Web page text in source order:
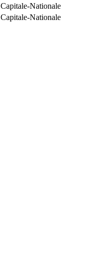
Capitale-Nationale
Capitale-Nationale